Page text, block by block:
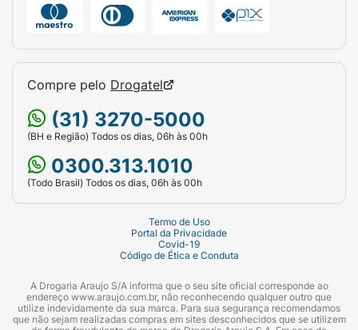
6kg - 120g / 155g
12kg - 200g / 260g
14kg - 225g / 290g
Composição:
Farinha de vísceras de frango (mín. 10%),
farinha de torresmo (mín. 1%), farinha de
peixes (mín. 0,5%), arroz quebrado (mín. 3%),
grão de milho1, sorgo, farinha de batata doce
de linhaça, farelo de trigo, farelo de glúten de
milho-601, levedura de cervejaria inativada
Compre pelo Drogatel
(31) 3270-5000
(BH e Região) Todos os dias, 06h às 00h
0300.313.1010
(Todo Brasil) Todos os dias, 06h às 00h
Termo de Uso
Portal da Privacidade
Covid-19
Código de Ética e Conduta
A Drogaria Araujo S/A informa que o seu site oficial corresponde ao
endereço www.araujo.com.br, não reconhecendo qualquer outro que
utilize indevidamente da sua marca. Para sua segurança recomendamos
que não sejam realizadas compras em sites desconhecidos que se utilizem